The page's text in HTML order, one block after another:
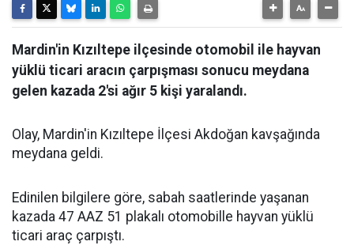
Mardin'in Kızıltepe ilçesinde otomobil ile hayvan
yüklü ticari aracın çarpışması sonucu meydana
gelen kazada 2'si ağır 5 kişi yaralandı.
Olay, Mardin'in Kızıltepe İlçesi Akdoğan kavşağında
meydana geldi.
Edinilen bilgilere göre, sabah saatlerinde yaşanan
kazada 47 AAZ 51 plakalı otomobille hayvan yüklü
ticari araç çarpıştı.